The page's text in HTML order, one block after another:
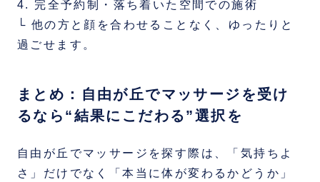
4. 完全予約制・落ち着いた空間での施術
└ 他の方と顔を合わせることなく、ゆったりと
過ごせます。
まとめ：自由が丘でマッサージを受け
るなら“結果にこだわる”選択を
自由が丘でマッサージを探す際は、「気持ちよ
さ」だけでなく「本当に体が変わるかどうか」